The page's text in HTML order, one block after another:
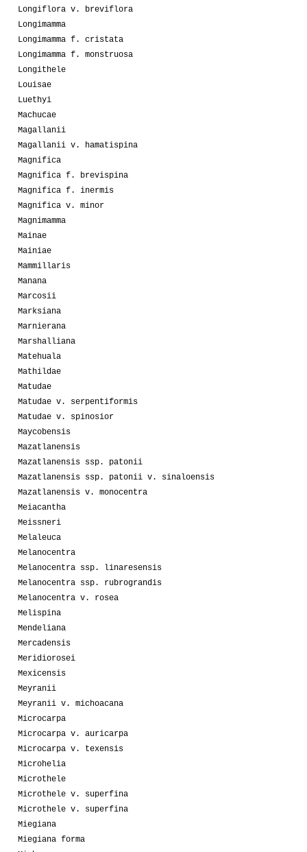
Longiflora v. breviflora
Longimamma
Longimamma f. cristata
Longimamma f. monstruosa
Longithele
Louisae
Luethyi
Machucae
Magallanii
Magallanii v. hamatispina
Magnifica
Magnifica f. brevispina
Magnifica f. inermis
Magnifica v. minor
Magnimamma
Mainae
Mainiae
Mammillaris
Manana
Marcosii
Marksiana
Marnierana
Marshalliana
Matehuala
Mathildae
Matudae
Matudae v. serpentiformis
Matudae v. spinosior
Maycobensis
Mazatlanensis
Mazatlanensis ssp. patonii
Mazatlanensis ssp. patonii v. sinaloensis
Mazatlanensis v. monocentra
Meiacantha
Meissneri
Melaleuca
Melanocentra
Melanocentra ssp. linaresensis
Melanocentra ssp. rubrograndis
Melanocentra v. rosea
Melispina
Mendeliana
Mercadensis
Meridiorosei
Mexicensis
Meyranii
Meyranii v. michoacana
Microcarpa
Microcarpa v. auricarpa
Microcarpa v. texensis
Microhelia
Microthele
Microthele v. superfina
Microthele v. superfina
Miegiana
Miegiana forma